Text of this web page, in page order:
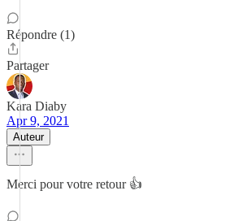
Répondre (1)
Partager
Kara Diaby
Apr 9, 2021
Auteur
Merci pour votre retour 👍